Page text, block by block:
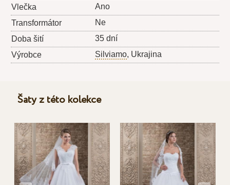
Vlečka
Ano
Transformátor
Ne
Doba šití
35 dní
Výrobce
Silviamo, Ukrajina
Šaty z této kolekce